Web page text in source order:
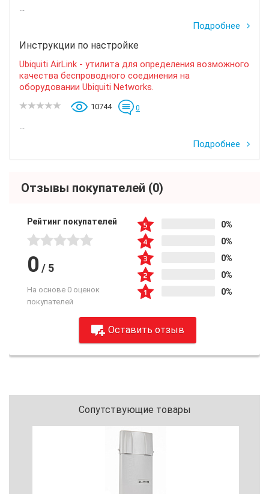
...
Подробнее
Инструкции по настройке
Ubiquiti AirLink - утилита для определения возможного
качества беспроводного соединения на
оборудовании Ubiquiti Networks.
10744 0
...
Подробнее
Отзывы покупателей (0)
Рейтинг покупателей
0 / 5
На основе 0 оценок
покупателей
0%
0%
0%
0%
0%
Оставить отзыв
Сопутствующие товары